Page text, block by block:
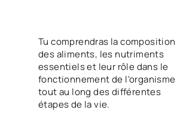
Tu comprendras la composition
des aliments, les nutriments
essentiels et leur rôle dans le
fonctionnement de l'organisme
tout au long des différentes
étapes de la vie.